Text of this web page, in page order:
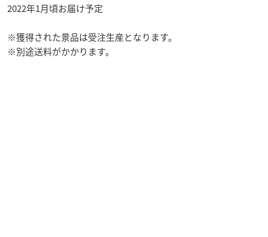
2022年1月頃お届け予定
※獲得された景品は受注生産となります。
※別途送料がかかります。